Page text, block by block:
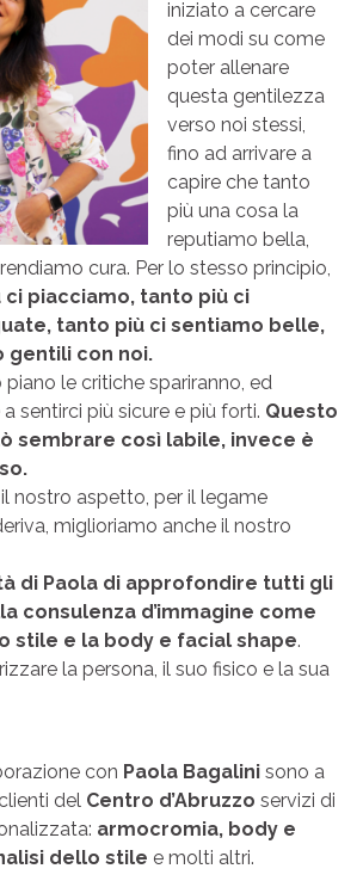
iniziato a cercare
dei modi su come
poter allenare
questa gentilezza
verso noi stessi,
fino ad arrivare a
capire che tanto
più una cosa la
reputiamo bella,
cura. Per lo stesso principio,
ci piacciamo, tanto più ci
tanto più ci sentiamo belle,
gentili con noi.
piano le critiche spariranno, ed
sentirci più sicure e più forti. Questo
sembrare così labile, invece è
nostro aspetto, per il legame
miglioriamo anche il nostro
di Paola di approfondire tutti gli
consulenza d’immagine come
stile e la body e facial shape.
la persona, il suo fisico e la sua
con Paola Bagalini sono a
del Centro d’Abruzzo servizi di
armocromia, body e
dello stile e molti altri.